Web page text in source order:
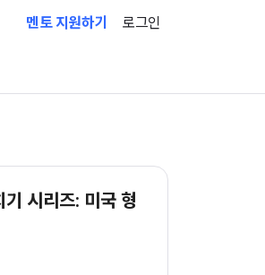
멘토 지원하기 로그인
시리즈: 미국 형